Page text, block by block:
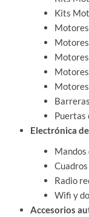
Kits
Puertas
Electrónica
Mandos
Radio
Wifi y
Accesorios